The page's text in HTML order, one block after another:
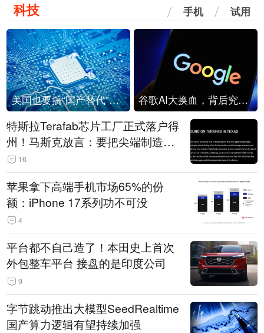
科技 手机 试用
美国也要搞“国产替代”？先算清三笔账 谷歌AI大换血，背后究竟发生了什么？
特斯拉Terafab芯片工厂正式落户得
州！马斯克放言：要把尖端制造带
回美国
16
苹果拿下高端手机市场65%的份
额：iPhone 17系列功不可没
4
平台都不自己造了！本田史上首次
外包整车平台 接盘的是印度公司
9
字节跳动推出大模型SeedRealtime
国产算力逻辑有望持续加强